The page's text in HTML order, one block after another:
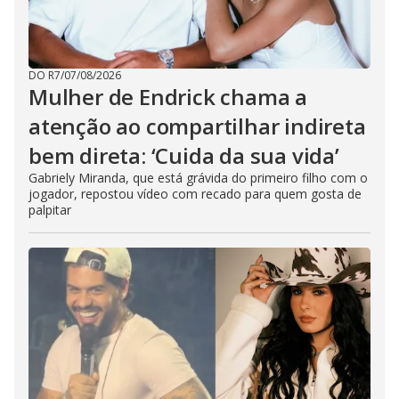
DO R7/07/08/2026
Mulher de Endrick chama a
atenção ao compartilhar indireta
bem direta: ‘Cuida da sua vida’
Gabriely Miranda, que está grávida do primeiro filho com o
jogador, repostou vídeo com recado para quem gosta de
palpitar